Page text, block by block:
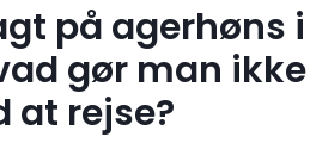
på agerhøns
gør man
at rejse?